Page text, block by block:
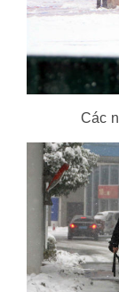
Các